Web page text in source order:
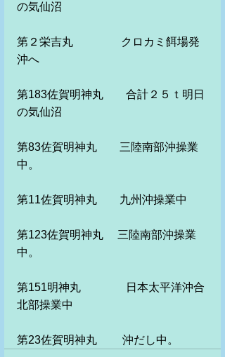
の気仙沼
第２栄吉丸　　　　 クロカミ餌場発
沖へ
第183佐賀明神丸　　合計２５ｔ明日
の気仙沼
第83佐賀明神丸　　三陸南部沖操業
中。
第11佐賀明神丸　　九州沖操業中
第123佐賀明神丸　 三陸南部沖操業
中。
第151明神丸　　　　日本太平洋沖合
北部操業中
第23佐賀明神丸　　 沖だし中。